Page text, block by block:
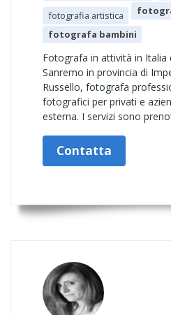
fotografia artistica
fotografa bambini
Fotografa in attività in Italia
Sanremo in provincia di
Russello, fotografa
fotografici per privati e
esterna. I servizi sono
Contatta